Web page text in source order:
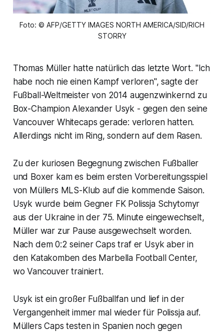
Foto: © AFP/GETTY IMAGES NORTH AMERICA/SID/RICH
STORRY
Thomas Müller hatte natürlich das letzte Wort. "Ich
habe noch nie einen Kampf verloren", sagte der
Fußball-Weltmeister von 2014 augenzwinkernd zu
Box-Champion Alexander Usyk - gegen den seine
Vancouver Whitecaps gerade: verloren hatten.
Allerdings nicht im Ring, sondern auf dem Rasen.
Zu der kuriosen Begegnung zwischen Fußballer
und Boxer kam es beim ersten Vorbereitungsspiel
von Müllers MLS-Klub auf die kommende Saison.
Usyk wurde beim Gegner FK Polissja Schytomyr
aus der Ukraine in der 75. Minute eingewechselt,
Müller war zur Pause ausgewechselt worden.
Nach dem 0:2 seiner Caps traf er Usyk aber in
den Katakomben des Marbella Football Center,
wo Vancouver trainiert.
Usyk ist ein großer Fußballfan und lief in der
Vergangenheit immer mal wieder für Polissja auf.
Müllers Caps testen in Spanien noch gegen